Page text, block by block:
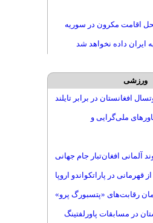
اقامت مکرون در سوریه
ایران داده نخواهد شد
ورزشی
افغانستان در برابر تایلند
ملی‌گرایی و
آلمانی افغان‌تبار جام جهانی
قهرمانی در پاراتکواندو اروپا
رقابت‌های «پتسبورگ پرو»
در مسابقات پاورلفتینگ